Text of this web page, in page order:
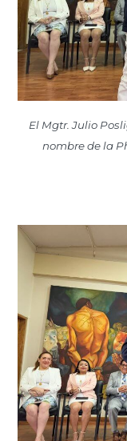
El Mgtr. Julio
nombre de la